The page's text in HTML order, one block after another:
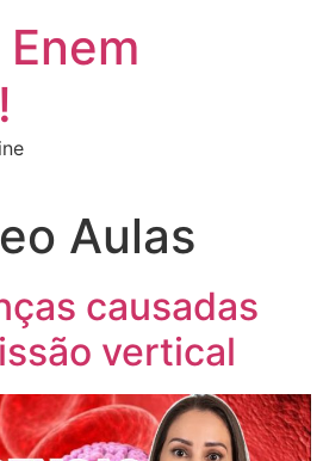
Aulas
causadas
vertical